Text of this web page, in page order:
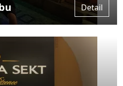
Detail